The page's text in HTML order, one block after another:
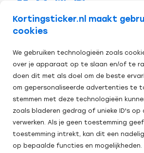
Kortingsticker.nl maakt
cookies
We gebruiken technologieën zoals
over je apparaat op te slaan en/of te
doen dit met als doel om de beste
om gepersonaliseerde advertenties te
stemmen met deze technologieën
zoals bladeren gedrag of unieke ID's op
verwerken. Als je geen toestemming
toestemming intrekt, kan dit een
op bepaalde functies en mogelijkheden.
Veilig afrekenen: